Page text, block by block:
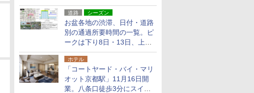
た20周年記念キャンペーン
道路 シーズン
お盆各地の渋滞、日付・道路
別の通過所要時間の一覧。ピ
ークは下り8日・13日、上り
14日・15日
ホテル
「コートヤード・バイ・マリ
オット京都駅」11月16日開
業。八条口徒歩3分にスイー